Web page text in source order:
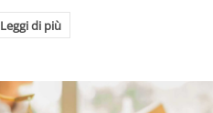
Leggi di più